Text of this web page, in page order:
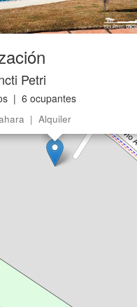
Petri
| 6 ocupantes
| Alquiler